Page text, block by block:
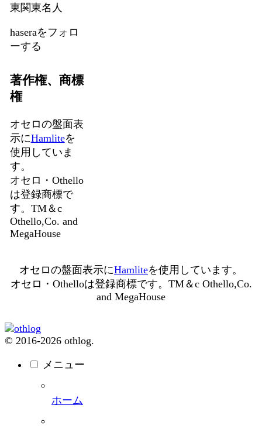
東関東名人
haseraをフォロ
ーする
著作権、商標
権
オセロの盤面表
示にHamliteを
使用していま
す。
オセロ・Othello
は登録商標で
す。TM＆c
Othello,Co. and
MegaHouse
オセロの盤面表示にHamliteを使用しています。
オセロ・Othelloは登録商標です。TM＆c Othello,Co.
and MegaHouse
© 2016-2026 othlog.
メニュー
ホーム